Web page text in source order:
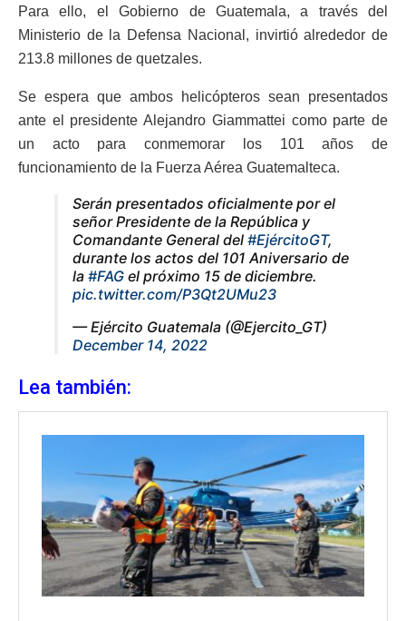
Para ello, el Gobierno de Guatemala, a través del
Ministerio de la Defensa Nacional, invirtió alrededor de
213.8 millones de quetzales.
Se espera que ambos helicópteros sean presentados
ante el presidente Alejandro Giammattei como parte de
un acto para conmemorar los 101 años de
funcionamiento de la Fuerza Aérea Guatemalteca.
Serán presentados oficialmente por el
señor Presidente de la República y
Comandante General del #EjércitoGT,
durante los actos del 101 Aniversario de
la #FAG el próximo 15 de diciembre.
pic.twitter.com/P3Qt2UMu23
— Ejército Guatemala (@Ejercito_GT)
December 14, 2022
Lea también: